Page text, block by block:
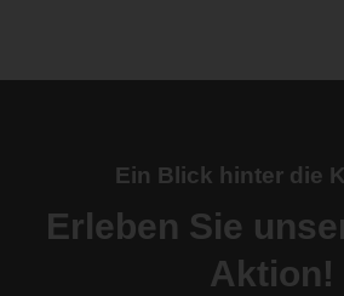
Ein Blick hinter die
Erleben Sie
Aktion!